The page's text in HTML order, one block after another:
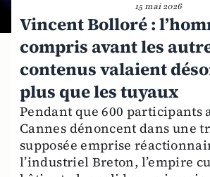
15 mai 2026
Vincent Bolloré :
compris avant les
contenus valaient
plus que les tuyaux
Pendant que 600 participants
Cannes dénoncent dans une
supposée emprise
l’industriel Breton, l’empire